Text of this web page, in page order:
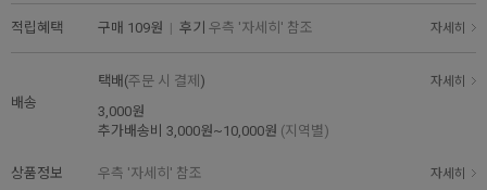
적립혜택 구매 109원 | 후기 우측 '자세히' 참조 자세히
배송
택배(주문 시 결제 ) 자세히
3,000원
추가배송비 3,000원~10,000원 (지역별)
상품정보 우측 '자세히' 참조 자세히